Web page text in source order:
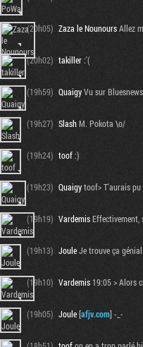
(20h05) Zaza le NounoursAllez
(20h02) takiller:'(
(19h59) QuaigyVu sur
(19h27) SlashM. Pokota \o/
(19h24) toof:)
(19h23) Quaigytoof> T'aurais pu
(19h19) VardemisEffectivement,
(19h13) JouleJe trouve ça
(19h10) Vardemis19:05 > Alors
(19h05) Joule[afjv.com] -_-